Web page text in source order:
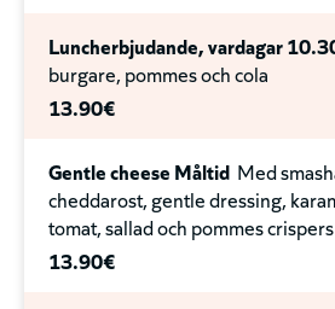
Luncherbjudande, vardagar
burgare, pommes och cola
13.90€
Gentle cheese Måltid Med
cheddarost, gentle dressing,
tomat, sallad och pommes crispers
13.90€